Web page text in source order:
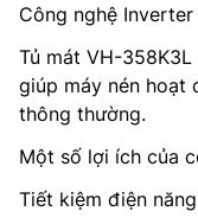
Công nghệ
Tủ mát VH-
giúp máy nén hoạt
thông thường.
Một số lợi ích của
Tiết kiệm điện